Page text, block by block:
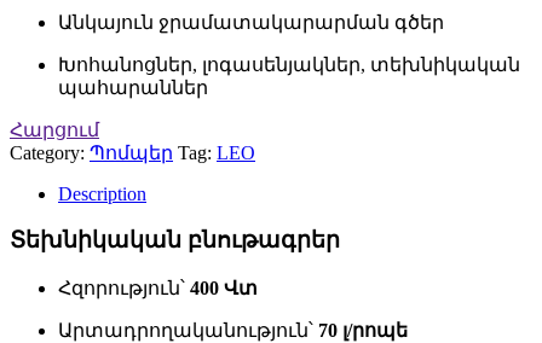
Անկայուն ջրամատակարարման գծեր
Խոհանոցներ, լոգասենյակներ, տեխնիկական
պահարաններ
Հարցում
Category: Պոմպեր Tag: LEO
Description
Տեխնիկական բնութագրեր
Հզորություն՝ 400 Վտ
Արտադրողականություն՝ 70 լ/րոպե